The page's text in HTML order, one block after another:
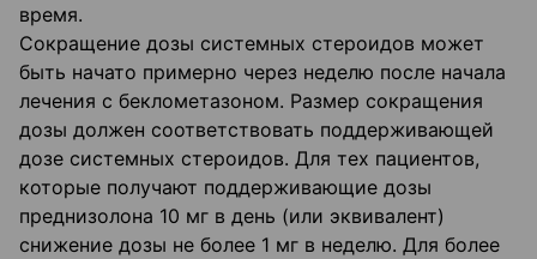
время.
Сокращение дозы системных стероидов может
быть начато примерно через неделю после начала
лечения с беклометазоном. Размер сокращения
дозы должен соответствовать поддерживающей
дозе системных стероидов. Для тех пациентов,
которые получают поддерживающие дозы
преднизолона 10 мг в день (или эквивалент)
снижение дозы не более 1 мг в неделю. Для более